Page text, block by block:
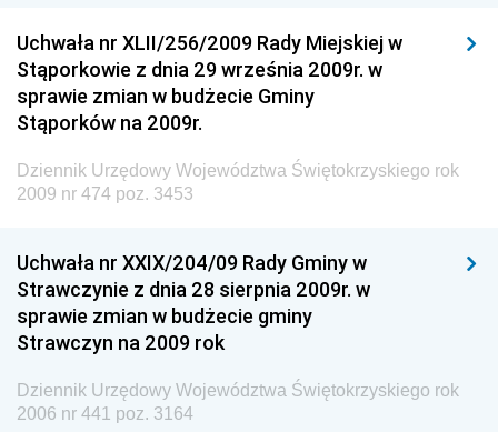
Dziennik Urzędowy Generalnej Dyrekcji Dróg
Krajowych i Autostrad
Dziennik Urzędowy Ministra Środowiska
Dziennik Urzędowy Ministra Edukacji
Dziennik Urzędowy Ministra Przemysłu
Dziennik Urzędowy Ministra Finansów i Gospodarki
Dziennik Urzędowy Ministra do Spraw Unii
Dziennik Urzędowy Agencji Wywiadu
Uchwała nr XLII/256/2009 Rady Miejskiej w
Stąporkowie z dnia 29 września 2009r. w
sprawie zmian w budżecie Gminy
Stąporków na 2009r.
Dziennik Urzędowy Województwa Świętokrzyskiego rok
2009 nr 474 poz. 3453
Uchwała nr XXIX/204/09 Rady Gminy w
Strawczynie z dnia 28 sierpnia 2009r. w
sprawie zmian w budżecie gminy
Strawczyn na 2009 rok
Dziennik Urzędowy Województwa Świętokrzyskiego rok
2006 nr 441 poz. 3164